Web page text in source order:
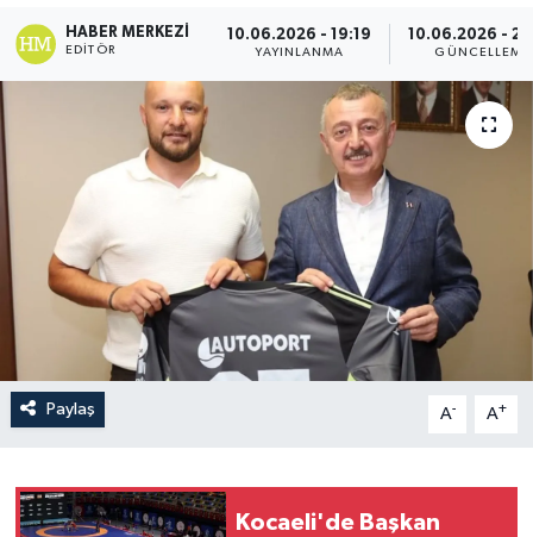
HABER MERKEZI
EDITÖR
10.06.2026 - 19:19
YAYINLANMA
10.06.2026 -
GÜNCELLEME
Paylaş A- A+
Kocaeli'de Başkan